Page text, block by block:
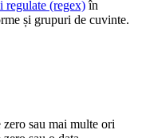
regulate (regex)în
și grupuri de cuvinte.
sau mai multe ori